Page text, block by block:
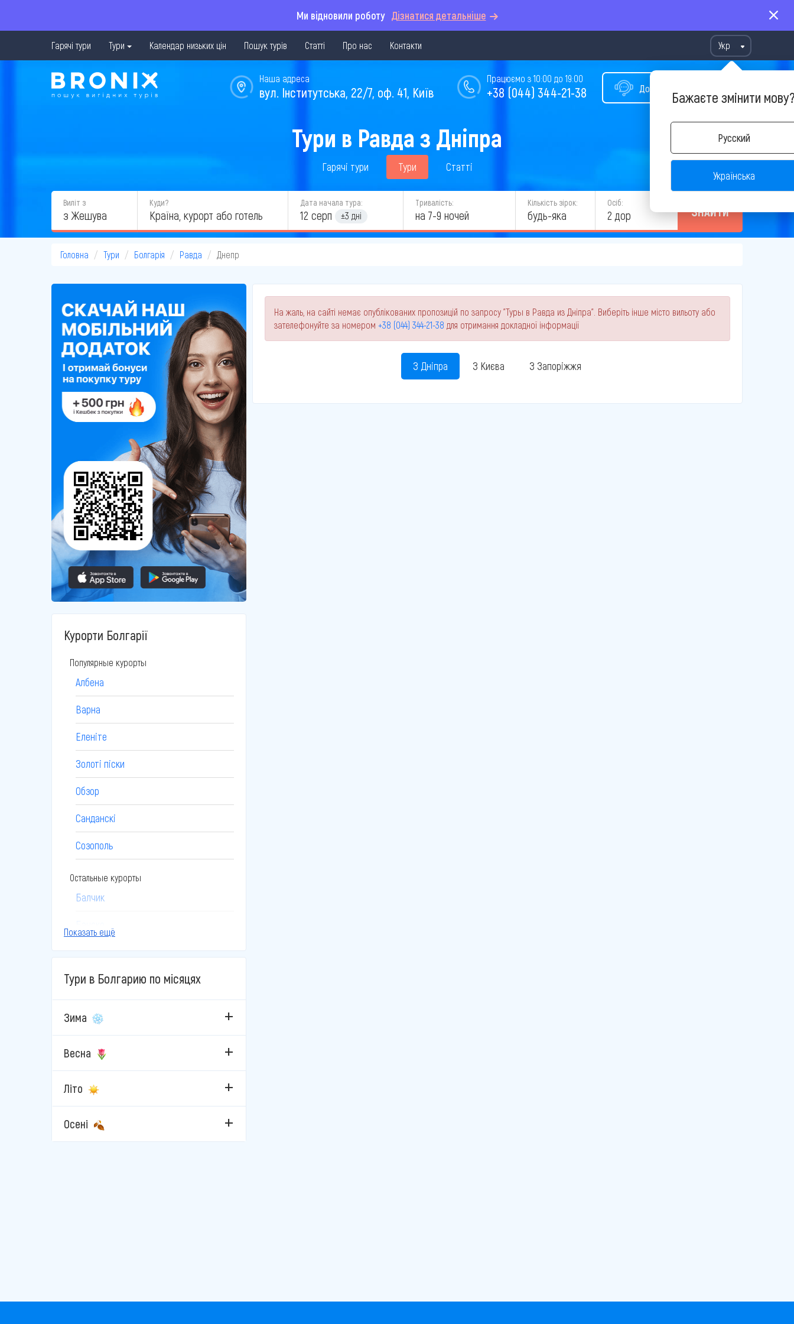
Ми відновили роботу Дізнатися детальніше
Гарячі тури Тури Календар низьких цін Пошук турів Статті Про нас Контакти Укр
Бажаєте змінити
Русский
Українська
Допомога у виборі туру
Працюємо з 10:00 до 19:00
+38 (044) 344-21-38
Наша адреса
вул. Інститутська, 22/7, оф. 41, Київ
Тури в Равда з Дніпра
Гарячі тури Тури Статті
Виліт з
з Жешува
Куди? Дата начала тура:
12 серп ±3 дні
Тривалість:
на 7-9 ночей
Кількість зірок:
будь-яка
Осіб:
2 дор ЗНАЙТИ
Головна Тури Болгарія Равда Днепр
Курорти Болгарії
Популярные курорты
Албена
Варна
Еленіте
Золоті піски
Обзор
Санданскі
Созополь
Остальные курорты
Балчик
Боровец
Бургас
Велико-Тырново
Велинград
Каварна
Кранево
Приморсько
Показать ещё
Тури в Болгарию по місяцях
Зима
Весна
Літо
Осені
На жаль, на сайті немає опублікованих пропозицій по запросу "Туры в Равда из Дніпра". Виберіть інше місто вильоту або
зателефонуйте за номером +38 (044) 344-21-38 для отримання докладної інформації
З Дніпра З Києва З Запоріжжя